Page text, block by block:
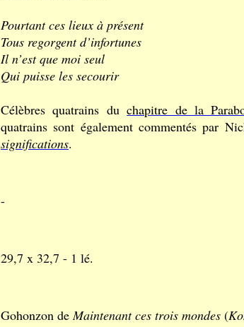
Pourtant ces lieux à présent
Tous regorgent d’infortunes
Il n’est que moi seul
Qui puisse les secourir
Célèbres quatrains duchapitre de la
quatrains sont également commentés par
significations.
-
29,7 x 32,7 - 1 lé.
Gohonzon deMaintenant ces trois mondes (